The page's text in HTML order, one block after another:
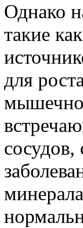
Однако
такие
для
сосудов,